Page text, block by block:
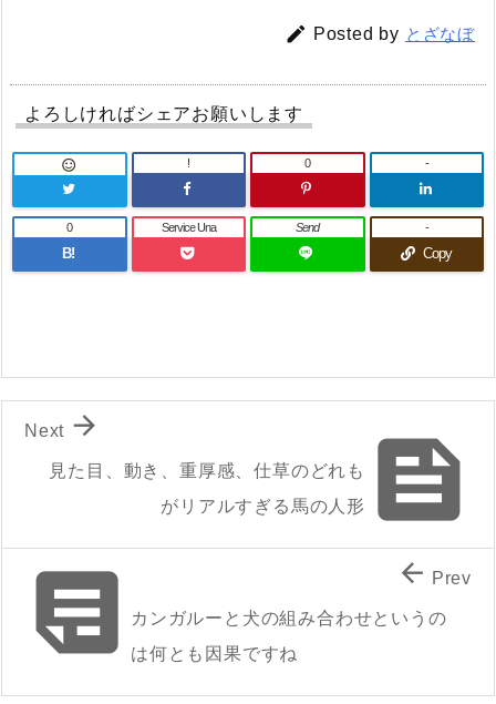
 Posted by とざなぼ
よろしければシェアお願いします
 ! 0 -
B!
0 Service Una Send
Copy
-

見た目、動き、重厚感、仕草のどれも
がリアルすぎる馬の人形

Next
カンガルーと犬の組み合わせというの
は何とも因果ですね
 Prev